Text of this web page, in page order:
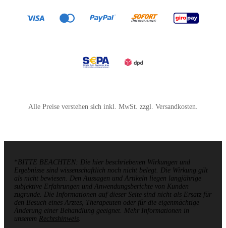
Alle Preise verstehen sich inkl. MwSt. zzgl. Versandkosten.
*BITTE BEACHTEN: Die hier beschriebenen Wirkungen und
Ergebnisse sind wissenschaftlich noch nicht belegt. Die Wirkung gilt
als nicht bewiesen. Den Aussagen und Artikeln liegen langjährige
subjektive Erfahrungen und Anwendungsberichte von Kunden
zugrunde. Die Informationen auf dieser Seite sind nicht als Ersatz für
den Besuch eines Arztes, Therapeuten oder für die eigenmächtige
Änderung einer Behandlung geeignet. Mehr Informationen in
unserem Rechtshinweis